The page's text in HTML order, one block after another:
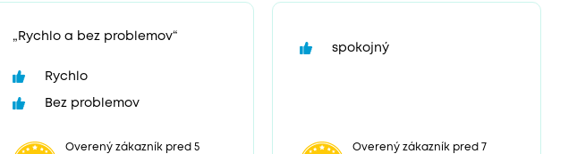
„Rychlo a bez problemov“
Rychlo
Bez problemov
Overený zákazník pred 5
spokojný
Overený zákazník pred 7